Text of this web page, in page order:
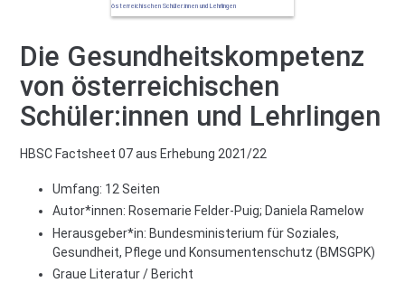
Die Gesundheitskompetenz
von österreichischen
Schüler:innen und Lehrlingen
HBSC Factsheet 07 aus Erhebung 2021/22
Umfang: 12 Seiten
Autor*innen: Rosemarie Felder-Puig; Daniela Ramelow
Herausgeber*in: Bundesministerium für Soziales,
Gesundheit, Pflege und Konsumentenschutz (BMSGPK)
Graue Literatur / Bericht